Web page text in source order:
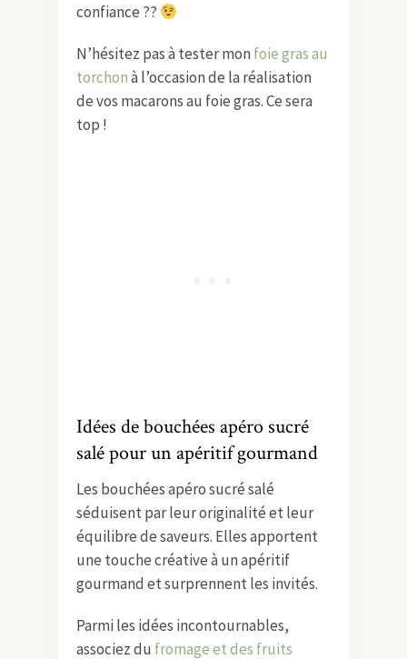
confiance ??
N’hésitez pas à tester mon foie gras au
torchonà l’occasion de la réalisation
de vos macarons au foie gras. Ce sera
top !
Idées de bouchées apéro sucré
salé pour un apéritif gourmand
Les bouchées apéro sucré salé
séduisent par leur originalité et leur
équilibre de saveurs. Elles apportent
une touche créative à un apéritif
gourmand et surprennent les invités.
Parmi les idées incontournables,
associez du fromage et des fruits